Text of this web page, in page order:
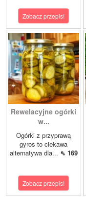
Zobacz przepis!
Rewelacyjne ogórki
w...
Ogórki z przyprawą
gyros to ciekawa
alternatywa dla... ⇖ 169
Zobacz przepis!